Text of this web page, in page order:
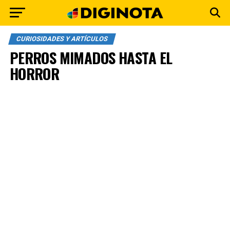
CURIOSIDADES Y ARTÍCULOS
PERROS MIMADOS HASTA EL
HORROR